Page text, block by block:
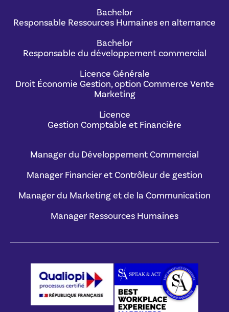
Bachelor
Responsable Ressources Humaines en alternance
Bachelor
Responsable du développement commercial
Licence Générale
Droit Économie Gestion, option Commerce Vente
Marketing
Licence
Gestion Comptable et Financière
Manager du Développement Commercial
Manager Financier et Contrôleur de gestion
Manager du Marketing et de la Communication
Manager Ressources Humaines